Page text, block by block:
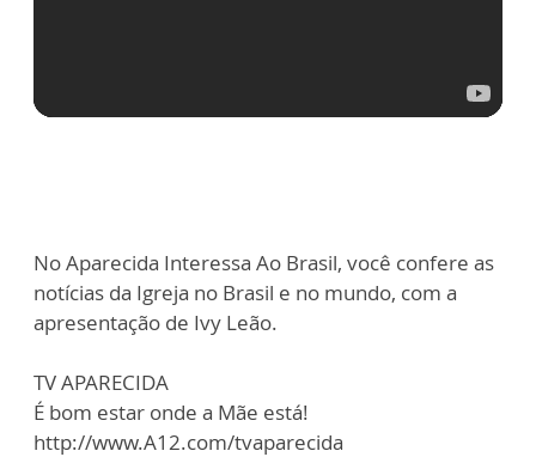
No Aparecida Interessa Ao Brasil, você confere as
notícias da Igreja no Brasil e no mundo, com a
apresentação de Ivy Leão.
TV APARECIDA
É bom estar onde a Mãe está!
http://www.A12.com/tvaparecida